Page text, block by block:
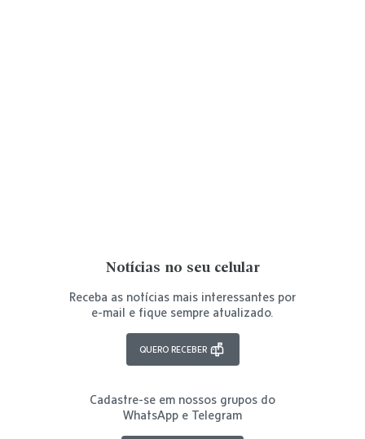
Notícias no seu celular
Receba as notícias mais interessantes por
e-mail e fique sempre atualizado.
QUERO RECEBER
Cadastre-se em nossos grupos do
WhatsApp e Telegram